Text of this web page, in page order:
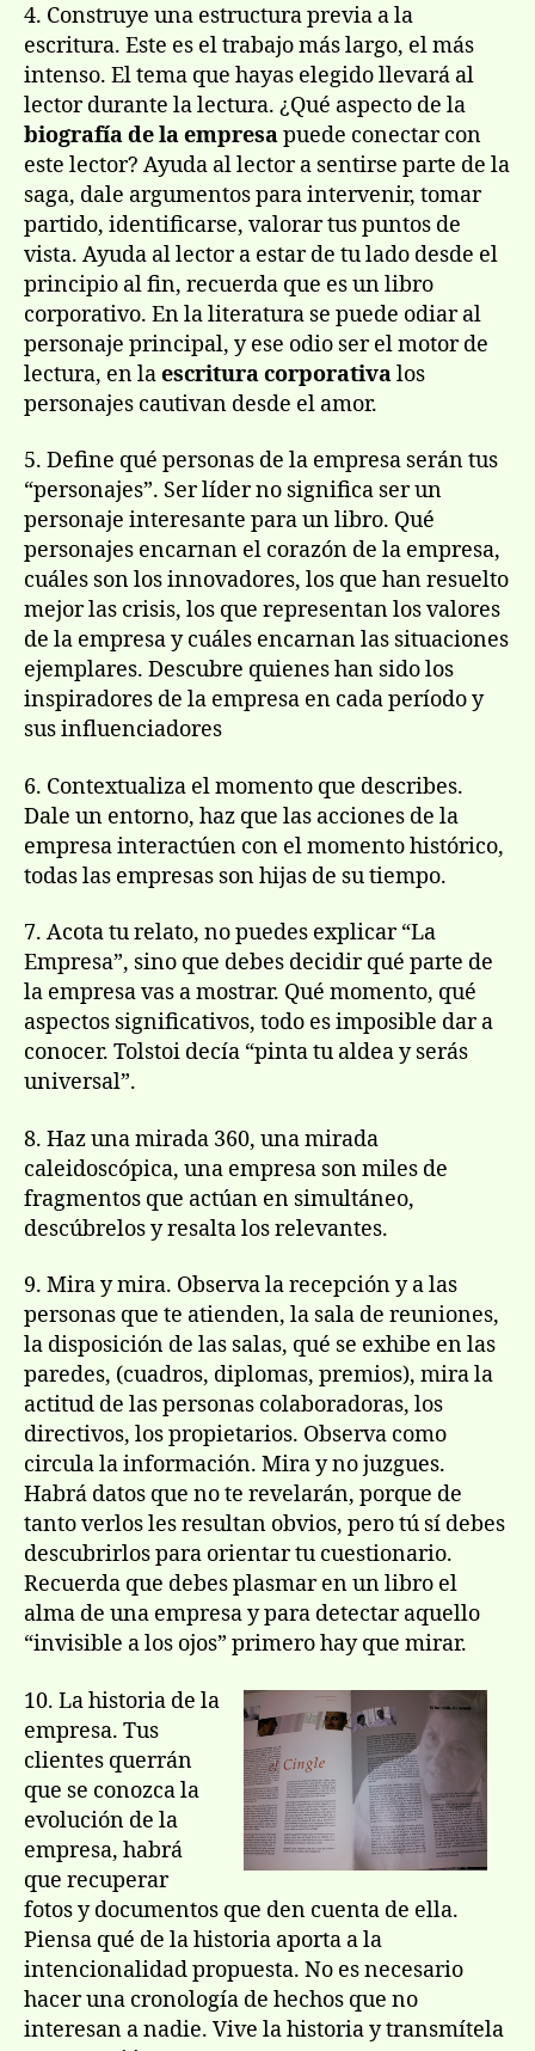
4. Construye una estructura previa a la
escritura. Este es el trabajo más largo, el más
intenso. El tema que hayas elegido llevará al
lector durante la lectura. ¿Qué aspecto de la
biografía de la empresapuede conectar con
este lector? Ayuda al lector a sentirse parte de la
saga, dale argumentos para intervenir, tomar
partido, identificarse, valorar tus puntos de
vista. Ayuda al lector a estar de tu lado desde el
principio al fin, recuerda que es un libro
corporativo. En la literatura se puede odiar al
personaje principal, y ese odio ser el motor de
lectura, en laescritura corporativalos
personajes cautivan desde el amor.
5. Define qué personas de la empresa serán tus
“personajes”. Ser líder no significa ser un
personaje interesante para un libro. Qué
personajes encarnan el corazón de la empresa,
cuáles son los innovadores, los que han resuelto
mejor las crisis, los que representan los valores
de la empresa y cuáles encarnan las situaciones
ejemplares. Descubre quienes han sido los
inspiradores de la empresa en cada período y
sus influenciadores
6. Contextualiza el momento que describes.
Dale un entorno, haz que las acciones de la
empresa interactúen con el momento histórico,
todas las empresas son hijas de su tiempo.
7. Acota tu relato, no puedes explicar “La
Empresa”, sino que debes decidir qué parte de
la empresa vas a mostrar. Qué momento, qué
aspectos significativos, todo es imposible dar a
conocer. Tolstoi decía “pinta tu aldea y serás
universal”.
8. Haz una mirada 360, una mirada
caleidoscópica, una empresa son miles de
fragmentos que actúan en simultáneo,
descúbrelos y resalta los relevantes.
9. Mira y mira. Observa la recepción y a las
personas que te atienden, la sala de reuniones,
la disposición de las salas, qué se exhibe en las
paredes, (cuadros, diplomas, premios), mira la
actitud de las personas colaboradoras, los
directivos, los propietarios. Observa como
circula la información. Mira y no juzgues.
Habrá datos que no te revelarán, porque de
tanto verlos les resultan obvios, pero tú sí debes
descubrirlos para orientar tu cuestionario.
Recuerda que debes plasmar en un libro el
alma de una empresa y para detectar aquello
“invisible a los ojos” primero hay que mirar.
10. La historia de la
empresa. Tus
clientes querrán
que se conozca la
evolución de la
empresa, habrá
que recuperar
fotos y documentos que den cuenta de ella.
Piensa qué de la historia aporta a la
intencionalidad propuesta. No es necesario
hacer una cronología de hechos que no
interesan a nadie. Vive la historia y transmítela